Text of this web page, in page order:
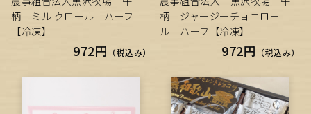
柄 ミル クロール ハーフ
【冷凍】
972円 （税込み）
柄 ジャージーチョコロー
ル ハーフ【冷凍】
972円 （税込み）